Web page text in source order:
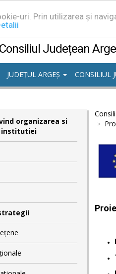
uri. Prin utilizarea și
Consiliul Județean
JUDEȚUL ARGEȘ
CONSILIUL
organizarea si
institutiei